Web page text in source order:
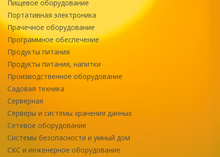
Пищевое оборудование
Портативная электроника
Прачечное оборудование
Программное обеспечение
Продукты питания
Продукты питания, напитки
Производственное оборудование
Садовая техника
Серверная
Серверы и системы хранения данных
Сетевое оборудование
Системы безопасности и умный дом
СКС и инженерное оборудование